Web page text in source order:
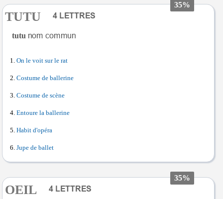
35%
TUTU
tutu
On le voit sur le rat
Costume de ballerine
Costume de scène
Entoure la ballerine
Habit d'opéra
Jupe de ballet
35%
OEIL